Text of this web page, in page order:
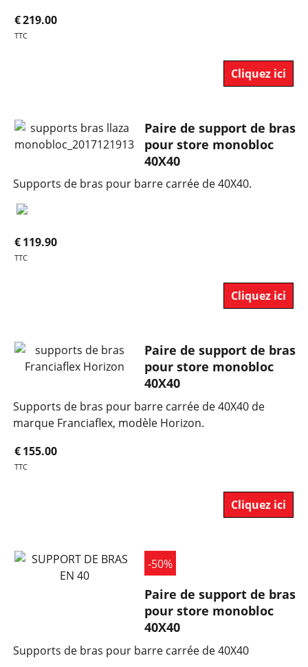
€219.00
TTC
Cliquez ici
Paire de support de bras
pour store monobloc
40X40
Supports de bras pour barre carrée de 40X40.
€119.90
TTC
Cliquez ici
Paire de support de bras
pour store monobloc
40X40
Supports de bras pour barre carrée de 40X40 de
marque Franciaflex, modèle Horizon.
€155.00
TTC
Cliquez ici
-50%
Paire de support de bras
pour store monobloc
40X40
Supports de bras pour barre carrée de 40X40